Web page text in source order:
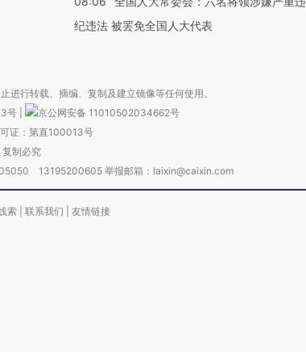
纪违法 被罢免全国人大代表
行转载、摘编、复制及建立镜像等任何使用。
号
京公网安备 11010502034662号
证：第直100013号
制必究
13195200605 举报邮箱：laixin@caixin.com
索 联系我们 友情链接